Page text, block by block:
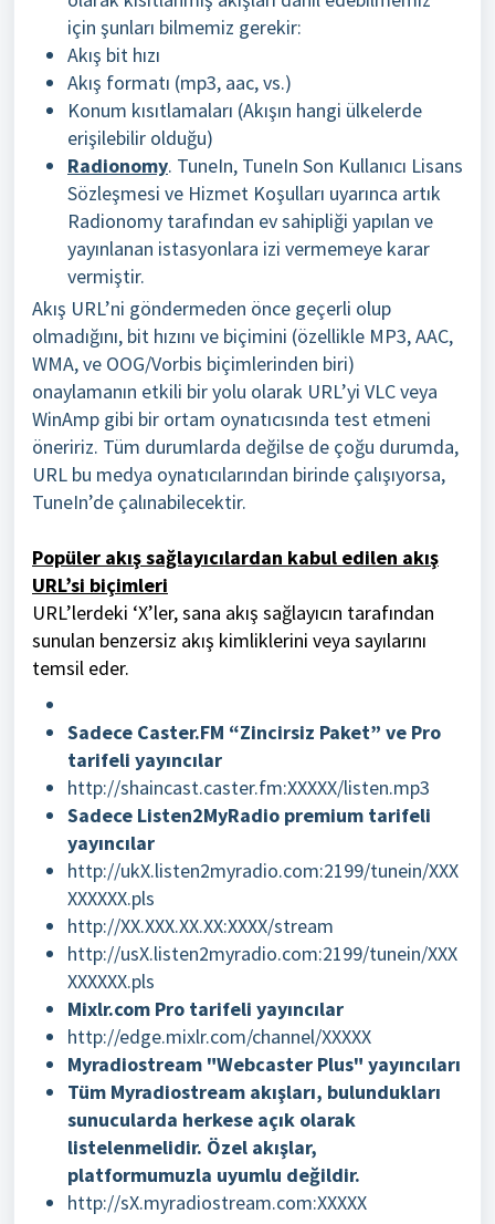
için şunları bilmemiz gerekir:
​Akış bit hızı
Akış formatı (mp3, aac, vs.)
Konum kısıtlamaları (Akışın hangi ülkelerde
erişilebilir olduğu)
Radionomy. TuneIn, TuneIn Son Kullanıcı Lisans
Sözleşmesi ve Hizmet Koşulları uyarınca artık
Radionomy tarafından ev sahipliği yapılan ve
yayınlanan istasyonlara izi vermemeye karar
vermiştir.
Akış URL’ni göndermeden önce geçerli olup
olmadığını, bit hızını ve biçimini (özellikle MP3, AAC,
WMA, ve OOG/Vorbis biçimlerinden biri)
onaylamanın etkili bir yolu olarak URL’yi VLC veya
WinAmp gibi bir ortam oynatıcısında test etmeni
öneririz. Tüm durumlarda değilse de çoğu durumda,
URL bu medya oynatıcılarından birinde çalışıyorsa,
TuneIn’de çalınabilecektir.
Popüler akış sağlayıcılardan kabul edilen akış
URL’si biçimleri
URL’lerdeki ‘X’ler, sana akış sağlayıcın tarafından
sunulan benzersiz akış kimliklerini veya sayılarını
temsil eder.
Sadece Caster.FM “Zincirsiz Paket” ve Pro
tarifeli yayıncılar
http://shaincast.caster.fm:XXXXX/listen.mp3
Sadece Listen2MyRadio premium tarifeli
yayıncılar
http://ukX.listen2myradio.com:2199/tunein/XXX
XXXXXX.pls
http://XX.XXX.XX.XX:XXXX/stream
http://usX.listen2myradio.com:2199/tunein/XXX
XXXXXX.pls
Mixlr.com Pro tarifeli yayıncılar
http://edge.mixlr.com/channel/XXXXX
Myradiostream "Webcaster Plus" yayıncıları
Tüm Myradiostream akışları, bulundukları
sunucularda herkese açık olarak
listelenmelidir. Özel akışlar,
platformumuzla uyumlu değildir.
http://sX.myradiostream.com:XXXXX